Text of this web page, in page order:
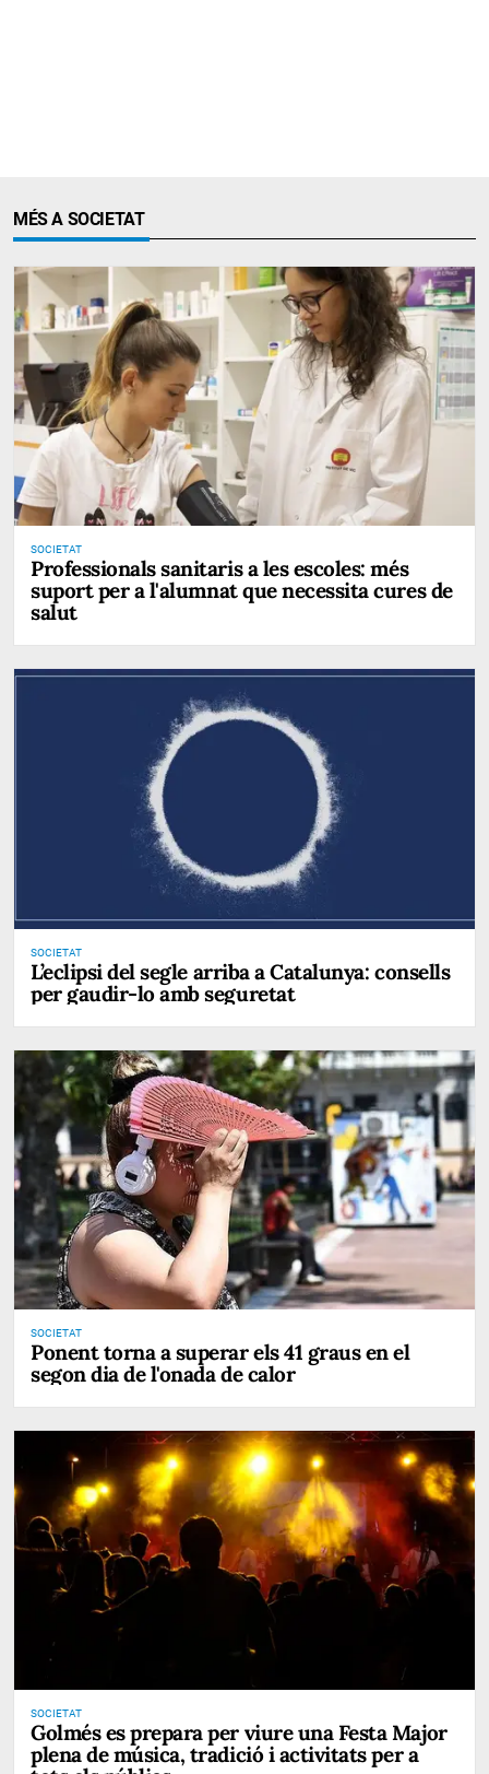
MÉS A SOCIETAT
SOCIETAT
Professionals sanitaris a les escoles: més
suport per a l'alumnat que necessita cures de
salut
SOCIETAT
L’eclipsi del segle arriba a Catalunya: consells
per gaudir-lo amb seguretat
SOCIETAT
Ponent torna a superar els 41 graus en el
segon dia de l'onada de calor
SOCIETAT
Golmés es prepara per viure una Festa Major
plena de música, tradició i activitats per a